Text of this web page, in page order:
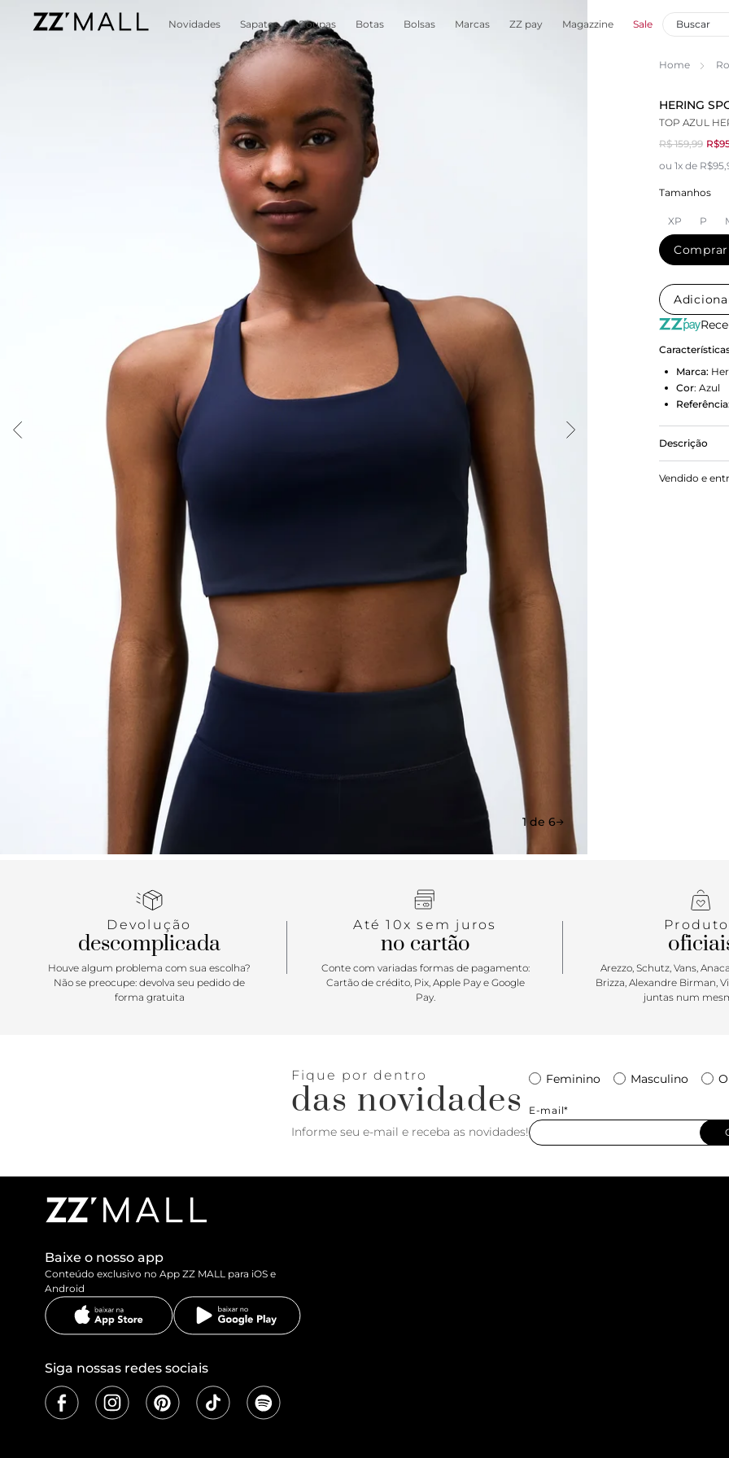
Novidades Sapatos Roupas Botas Bolsas Marcas ZZ pay Magazzine Sale
1 de 6
Home
HERING
TOP AZUL
R$ 159,99
ou 1x de
Tamanhos
XP P
Comprar
Marca:
Cor: Azul
Referência:
Descrição
Top
conta com
Vendido e
Devolução
descomplicada
Houve algum problema com sua escolha?
Não se preocupe: devolva seu pedido de
forma gratuita
Até 10x sem juros
no cartão
Conte com variadas formas de pagamento:
Cartão de crédito, Pix, Apple Pay e Google
Pay.
Arezzo, Schutz, Vans,
Brizza, Alexandre Birman,
juntas num
Fique por dentro
das novidades
Informe seu e-mail e receba as novidades!
Feminino Masculino
E-mail*
Baixe o nosso app
Conteúdo exclusivo no App ZZ MALL para iOS e
Android
Siga nossas redes sociais